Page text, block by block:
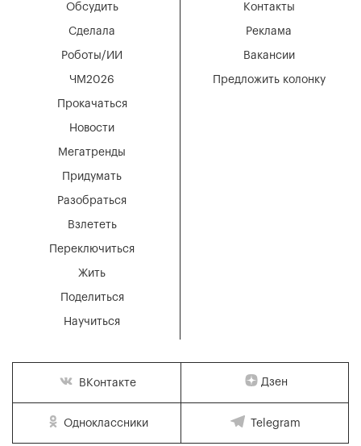
Мегатренды
Придумать
Разобраться
Взлететь
Новости
Переключиться
Жить
Поделиться
Научиться
Обсудить
Сделала
Роботы/ИИ
ЧМ2026
Прокачаться
Вакансии
Реклама
Контакты
Предложить колонку
ВКонтакте Дзен
Одноклассники Telegram